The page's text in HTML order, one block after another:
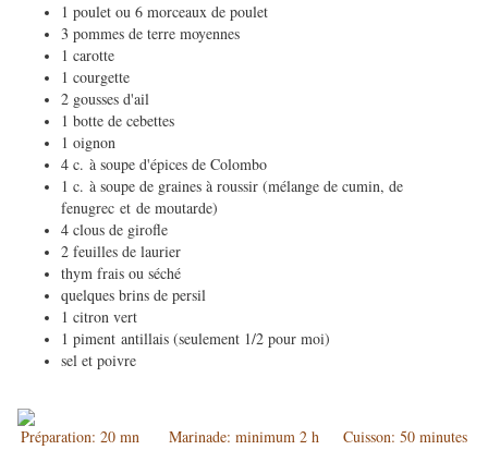
1 poulet ou 6 morceaux de poulet
3 pommes de terre moyennes
1 carotte
1 courgette
2 gousses d'ail
1 botte de cebettes
1 oignon
4 c. à soupe d'épices de Colombo
1 c. à soupe de graines à roussir (mélange de cumin, de
fenugrec et de moutarde)
4 clous de girofle
2 feuilles de laurier
thym frais ou séché
quelques brins de persil
1 citron vert
1 piment antillais (seulement 1/2 pour moi)
sel et poivre
Préparation: 20 mn Marinade: minimum 2 h Cuisson: 50 minutes